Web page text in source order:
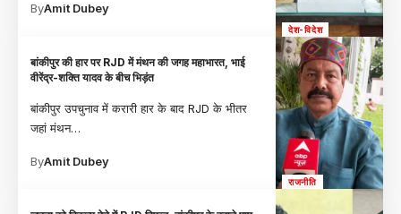
देश-विदेश
ByAmit Dubey
राजनीति
बांकीपुर की हार पर RJD में मंथन की जगह महाभारत, भाई
वीरेंद्र-शक्ति यादव के बीच भिड़ंत
बांकीपुर उपचुनाव में करारी हार के बाद RJD के भीतर
जहां मंथन…
ByAmit Dubey